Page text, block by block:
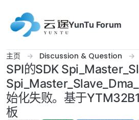
YunTu Forum
主页 Discussion & Question
SPI的SDK
始化失败。基于
板